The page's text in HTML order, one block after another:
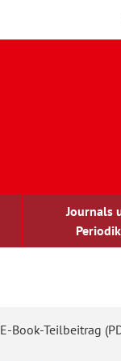
Journals
E-Book-Teilbeitrag